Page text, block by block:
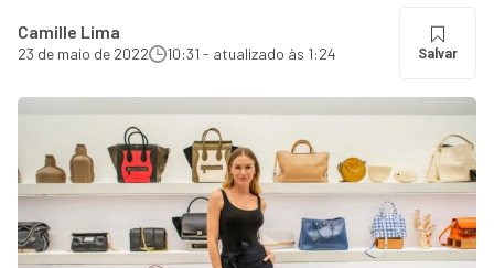
Camille Lima
23 de maio de 2022 10:31 - atualizado às 1:24 Salvar